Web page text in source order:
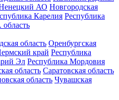
АО Новгородская
Карелия Республика
область Оренбургская
край Республика
Эл Республика Мордовия
область Саратовская область
область Чувашская